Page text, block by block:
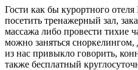
Гости как бы курортного
посетить тренажерный зал,
массажа либо провести тихие
можно заняться
из нас привыкло говорить,
также бесплатный